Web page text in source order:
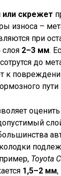
или скрежет
износа –
при
2–3 мм.
до
к
Toyota
1,5–2 мм,